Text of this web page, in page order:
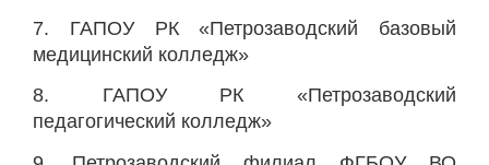
7. ГАПОУ РК «Петрозаводский базовый
медицинский колледж»
8. ГАПОУ РК «Петрозаводский
педагогический колледж»